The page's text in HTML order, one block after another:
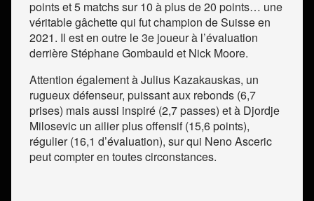
points et 5 matchs sur 10 à plus de 20 points… une
véritable gâchette qui fut champion de Suisse en
2021. Il est en outre le 3e joueur à l’évaluation
derrière Stéphane Gombauld et Nick Moore.
Attention également à Julius Kazakauskas, un
rugueux défenseur, puissant aux rebonds (6,7
prises) mais aussi inspiré (2,7 passes) et à Djordje
Milosevic un ailier plus offensif (15,6 points),
régulier (16,1 d’évaluation), sur qui Neno Asceric
peut compter en toutes circonstances.